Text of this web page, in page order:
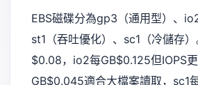
EBS磁碟分為gp3（通用型）、
st1（吞吐優化）、sc1（冷儲存
$0.08，io2每GB$0.125但IOPS
GB$0.045適合大檔案讀取，sc1